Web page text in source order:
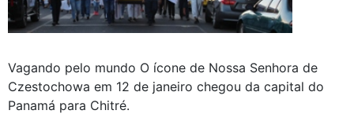
Vagando pelo mundo O ícone de Nossa Senhora de
Czestochowa em 12 de janeiro chegou da capital do
Panamá para Chitré.